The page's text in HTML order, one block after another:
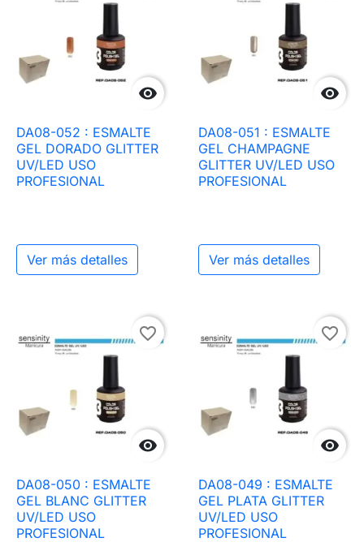

DA08-052 : ESMALTE
GEL DORADO GLITTER
UV/LED USO
PROFESIONAL
Ver más detalles

DA08-051 : ESMALTE
GEL CHAMPAGNE
GLITTER UV/LED USO
PROFESIONAL
Ver más detalles

favorite_border
DA08-050 : ESMALTE
GEL BLANC GLITTER
UV/LED USO
PROFESIONAL

favorite_border
DA08-049 : ESMALTE
GEL PLATA GLITTER
UV/LED USO
PROFESIONAL